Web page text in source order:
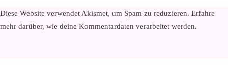
Diese Website verwendet Akismet, um Spam zu reduzieren. Erfahre
mehr darüber, wie deine Kommentardaten verarbeitet werden.